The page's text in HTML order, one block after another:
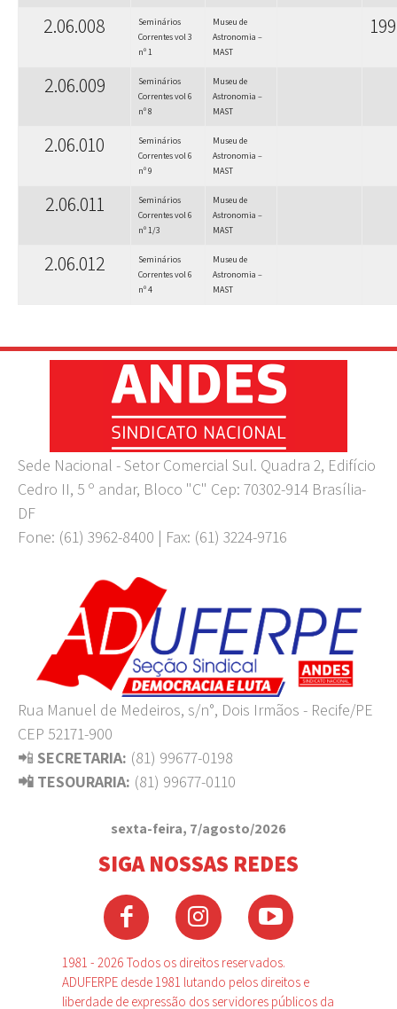
2.06.008
Seminários
Correntes vol 3
nº 1
Museu de
Astronomia –
MAST
2.06.009
Seminários
Correntes vol 6
nº 8
Museu de
Astronomia –
MAST
2.06.010
Seminários
Correntes vol 6
nº 9
Museu de
Astronomia –
MAST
2.06.011
Seminários
Correntes vol 6
nº 1/3
Museu de
Astronomia –
MAST
2.06.012
Seminários
Correntes vol 6
nº 4
Museu de
Astronomia –
MAST
Sede Nacional - Setor Comercial Sul. Quadra 2, Edifício
Cedro II, 5 º andar, Bloco "C" Cep: 70302-914 Brasília-
DF
Fone: (61) 3962-8400 | Fax: (61) 3224-9716
Rua Manuel de Medeiros, s/n°, Dois Irmãos - Recife/PE
CEP 52171-900
📲 SECRETARIA: (81) 99677-0198
📲 TESOURARIA: (81) 99677-0110
sexta-feira, 7/agosto/2026
SIGA NOSSAS REDES
1981 - 2026 Todos os direitos reservados.
ADUFERPE desde 1981 lutando pelos direitos e
liberdade de expressão dos servidores públicos da